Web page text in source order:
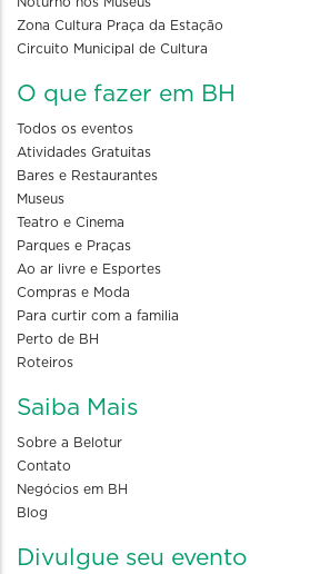
Zona Cultura Praça da Estação
Circuito Municipal de Cultura
O que fazer em BH
Todos os eventos
Atividades Gratuitas
Bares e Restaurantes
Museus
Teatro e Cinema
Parques e Praças
Ao ar livre e Esportes
Compras e Moda
Para curtir com a familia
Perto de BH
Roteiros
Saiba Mais
Sobre a Belotur
Contato
Negócios em BH
Blog
Divulgue seu evento